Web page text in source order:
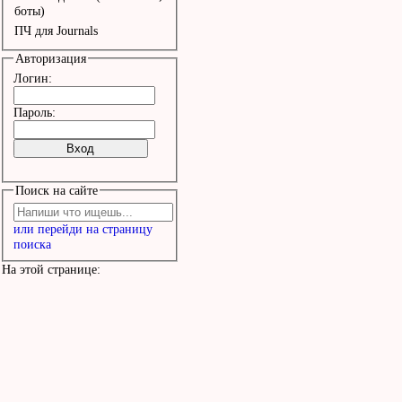
То мир - большая
Но сегодня на редкость
задумчивый день,
А вчера был дождь,
лень.
Наверное, завтра; да,
наверняка;
Во славу музыки
Сегодня начнем с
боты)
ПЧ для Journals
Авторизация
Логин:
Пароль:
Поиск на сайте
или перейди на страницу
поиска
На этой странице: